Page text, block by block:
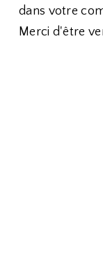
dans votre
Merci d'être